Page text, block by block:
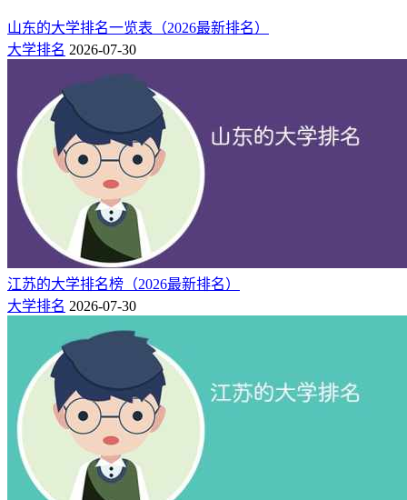
山东的大学排名一览表（2026最新排名）
大学排名 2026-07-30
江苏的大学排名榜（2026最新排名）
大学排名 2026-07-30